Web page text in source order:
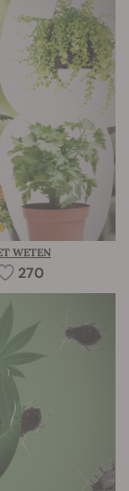
WETEN
270